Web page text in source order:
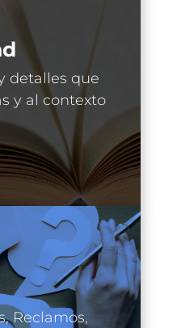
detalles que
y al contexto
Reclamos,